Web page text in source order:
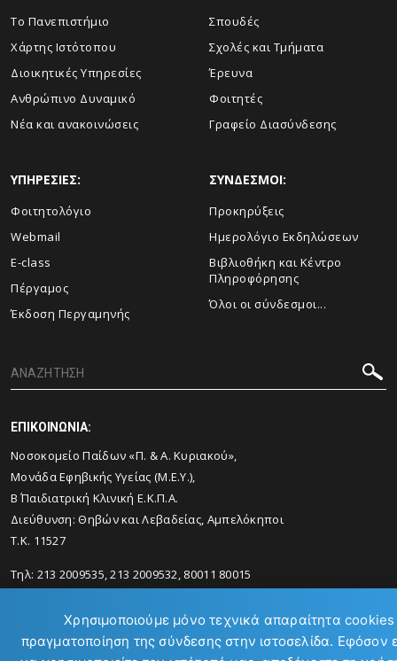
Το Πανεπιστήμιο
Χάρτης Ιστότοπου
Διοικητικές Υπηρεσίες
Ανθρώπινο Δυναμικό
Νέα και ανακοινώσεις
Σπουδές
Σχολές και Τμήματα
Έρευνα
Φοιτητές
Γραφείο Διασύνδεσης
ΥΠΗΡΕΣΙΕΣ:
Φοιτητολόγιο
Webmail
E-class
Πέργαμος
Έκδοση Περγαμηνής
ΣΥΝΔΕΣΜΟΙ:
Προκηρύξεις
Ημερολόγιο Εκδηλώσεων
Βιβλιοθήκη και Κέντρο
Πληροφόρησης
Όλοι οι σύνδεσμοι...
ΕΠΙΚΟΙΝΩΝΙΑ:
Νοσοκομείο Παίδων «Π. & Α. Κυριακού»,
Μονάδα Εφηβικής Υγείας (Μ.Ε.Υ.),
Β΄ Παιδιατρική Κλινική Ε.Κ.Π.Α.
Διεύθυνση: Θηβών και Λεβαδείας, Αμπελόκηποι
Τ.Κ. 11527
Τηλ: 213 2009535, 213 2009532, 80011 80015
Χρησιμοποιούμε μόνο τεχνικά απαραίτητα cookies
πραγματοποίηση της σύνδεσης στην ιστοσελίδα. Εφόσον